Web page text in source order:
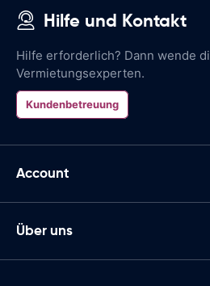
Hilfe und Kontakt
Hilfe erforderlich? Dann wende
Vermietungsexperten.
Kundenbetreuung
Account
Über uns